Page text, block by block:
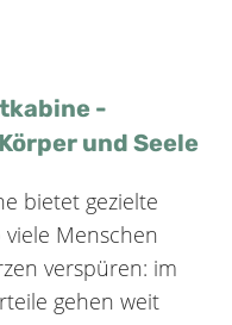
-
und Seele
bietet gezielte
Menschen
verspüren: im
gehen weit